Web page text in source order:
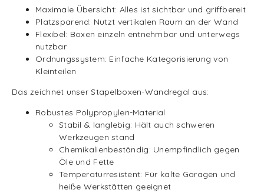
Maximale Übersicht: Alles ist sichtbar und griffbereit
Platzsparend: Nutzt vertikalen Raum an der Wand
Flexibel: Boxen einzeln entnehmbar und unterwegs
nutzbar
Ordnungssystem: Einfache Kategorisierung von
Kleinteilen
Das zeichnet unser Stapelboxen-Wandregal aus:
Robustes Polypropylen-Material
Stabil & langlebig: Hält auch schweren
Werkzeugen stand
Chemikalienbeständig: Unempfindlich gegen
Öle und Fette
Temperaturresistent: Für kalte Garagen und
heiße Werkstätten geeignet